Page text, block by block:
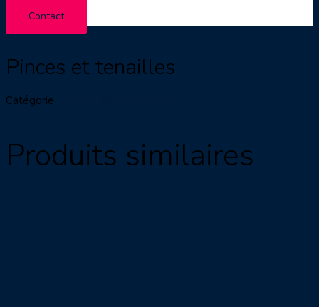
Contact
Pinces et tenailles
Catégorie :
Produits similaires